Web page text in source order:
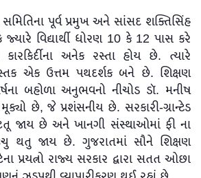
સમિતિના પૂર્વ પ્રમુખ અને સાંસદ શક્તિસિંહ
વિદ્યાર્થી ધોરણ 10 કે 12 પાસ કરે
અનેક રસ્તા હોય છે. ત્યારે
પુસ્તક એક ઉત્તમ પથદર્શક બને છે. શિક્ષણ
બહોળા અનુભવનો નીચોડ ડૉ. મનીષ
છે, જે પ્રશંસનીય છે. સરકારી-ગ્રાન્ટેડ
જાય છે અને ખાનગી સંસ્થાઓમાં ફી ના
થતુ જાય છે. ગુજરાતમાં સૌને શિક્ષણ
પ્રયત્નો રાજ્ય સરકાર દ્વારા સતત ઓછા